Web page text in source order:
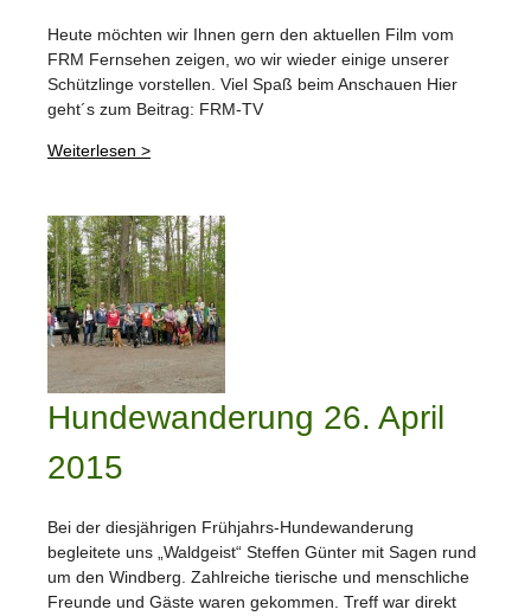
Heute möchten wir Ihnen gern den aktuellen Film vom
FRM Fernsehen zeigen, wo wir wieder einige unserer
Schützlinge vorstellen. Viel Spaß beim Anschauen Hier
geht´s zum Beitrag: FRM-TV
Weiterlesen >
Hundewanderung 26. April
2015
Bei der diesjährigen Frühjahrs-Hundewanderung
begleitete uns „Waldgeist“ Steffen Günter mit Sagen rund
um den Windberg. Zahlreiche tierische und menschliche
Freunde und Gäste waren gekommen. Treff war direkt